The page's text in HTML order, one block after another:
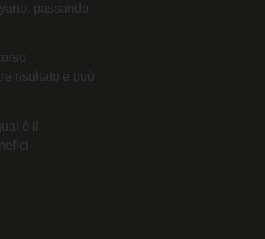
passando
risultato e può
è il